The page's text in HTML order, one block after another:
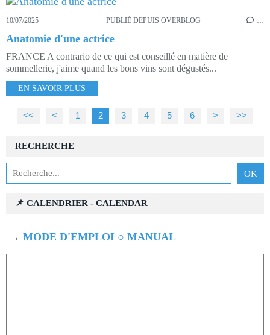
10/07/2025 PUBLIÉ DEPUIS OVERBLOG …
Anatomie d'une actrice
FRANCE A contrario de ce qui est conseillé en matière de
sommellerie, j'aime quand les bons vins sont dégustés...
EN SAVOIR PLUS
<< < 1 2 3 4 5 6 > >>
RECHERCHE
📌 CALENDRIER - CALENDAR
→ MODE D'EMPLOI ○ MANUAL